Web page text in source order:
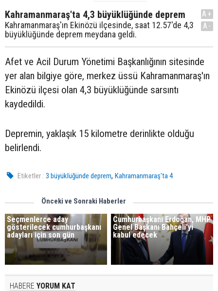
Kahramanmaraş'ta 4,3 büyüklüğünde deprem
Kahramanmaraş'ın Ekinözü ilçesinde, saat 12.57'de 4,3
büyüklüğünde deprem meydana geldi.
A+
A-
Afet ve Acil Durum Yönetimi Başkanlığının sitesinde
yer alan bilgiye göre, merkez üssü Kahramanmaraş'ın
Ekinözü ilçesi olan 4,3 büyüklüğünde sarsıntı
kaydedildi.
Depremin, yaklaşık 15 kilometre derinlikte olduğu
belirlendi.
Etiketler : 3 büyüklüğünde deprem,Kahramanmaraş'ta 4
Önceki ve Sonraki Haberler
Seçmenlerce aday
gösterilecek cumhurbaşkanı
adayları için son gün
Cumhurbaşkanı Erdoğan, MHP
Genel Başkanı Bahçeli'yi
kabul edecek
HABERE YORUM KAT